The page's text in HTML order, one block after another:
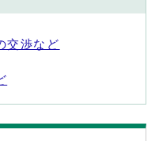
交渉など